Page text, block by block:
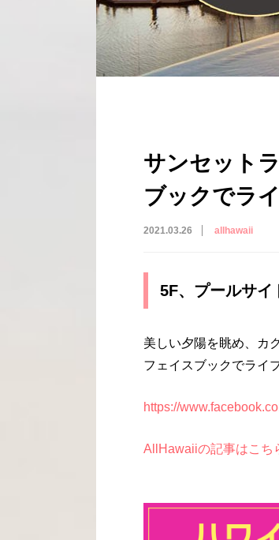
サンセット
ブックでライ
2021.03.26 allhawaii
5F、プールサイ
美しい夕陽を眺め、カ
フェイスブックでライ
https://
AllHawaiiの記事はこち